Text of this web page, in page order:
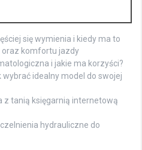
się wymienia i kiedy ma to
komfortu jazdy
i jakie ma korzyści?
idealny model do swojej
z tanią księgarnią internetową
hydrauliczne do